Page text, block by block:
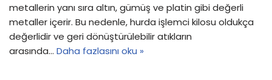
metallerin yanı sıra altın, gümüş ve platin gibi değerli
metaller içerir. Bu nedenle, hurda işlemci kilosu oldukça
değerlidir ve geri dönüştürülebilir atıkların
arasında… Daha fazlasını oku »